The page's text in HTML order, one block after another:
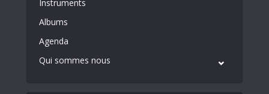
Instruments
Albums
Agenda
Qui sommes nous